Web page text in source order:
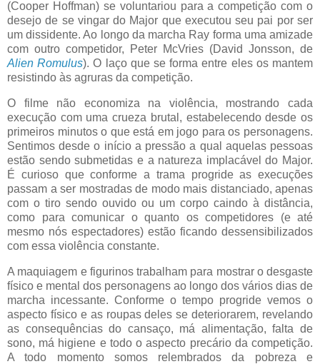
(Cooper Hoffman) se voluntariou para a competição com o
desejo de se vingar do Major que executou seu pai por ser
um dissidente. Ao longo da marcha Ray forma uma amizade
com outro competidor, Peter McVries (David Jonsson, de
Alien Romulus). O laço que se forma entre eles os mantem
resistindo às agruras da competição.
O filme não economiza na violência, mostrando cada
execução com uma crueza brutal, estabelecendo desde os
primeiros minutos o que está em jogo para os personagens.
Sentimos desde o início a pressão a qual aquelas pessoas
estão sendo submetidas e a natureza implacável do Major.
É curioso que conforme a trama progride as execuções
passam a ser mostradas de modo mais distanciado, apenas
com o tiro sendo ouvido ou um corpo caindo à distância,
como para comunicar o quanto os competidores (e até
mesmo nós espectadores) estão ficando dessensibilizados
com essa violência constante.
A maquiagem e figurinos trabalham para mostrar o desgaste
físico e mental dos personagens ao longo dos vários dias de
marcha incessante. Conforme o tempo progride vemos o
aspecto físico e as roupas deles se deteriorarem, revelando
as consequências do cansaço, má alimentação, falta de
sono, má higiene e todo o aspecto precário da competição.
A todo momento somos relembrados da pobreza e